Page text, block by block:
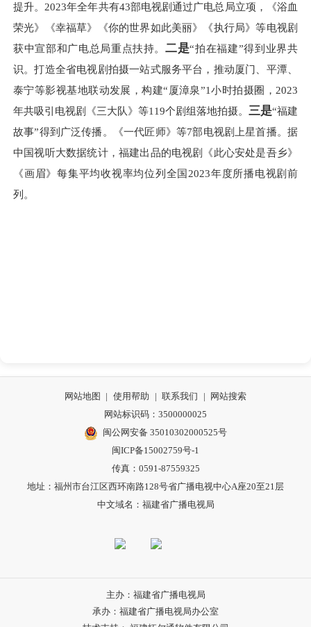
提升。2023年全年共有43部电视剧通过广电总局立项，《浴血
荣光》《幸福草》《你的世界如此美丽》《执行局》等电视剧
获中宣部和广电总局重点扶持。二是“拍在福建”得到业界共
识。打造全省电视剧拍摄一站式服务平台，推动厦门、平潭、
泰宁等影视基地联动发展，构建“厦漳泉”1小时拍摄圈，2023
年共吸引电视剧《三大队》等119个剧组落地拍摄。 三是“福建
故事”得到广泛传播。《一代匠师》等7部电视剧上星首播。据
中国视听大数据统计，福建出品的电视剧《此心安处是吾乡》
《画眉》每集平均收视率均位列全国2023年度所播电视剧前
列。
网站地图 | 使用帮助 | 联系我们 |
网站搜索
网站标识码：3500000025
闽公网安备 35010302000525号
闽ICP备15002759号-1
传真：0591-87559325
地址：福州市台江区西环南路128号省广播电视中心A座20至21层
中文域名：福建省广播电视局
主办：福建省广播电视局
承办：福建省广播电视局办公室